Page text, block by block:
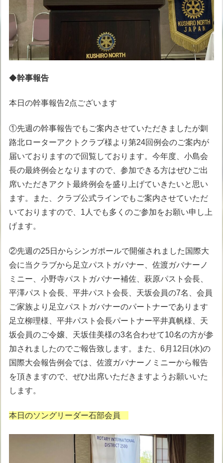
◆幹事報告
本日の幹事報告2点ございます
①先週の幹事報告でもご案内させていただきましたが釧
路北ローターアクトクラブ様より第24回例会のご案内が
届いておりますので回覧しております。今年度、小島会
長の最終例会となりますので、参加できる方はぜひご出
席いただきアクト最終例会を盛り上げていきたいと思い
ます。また、クラブ公式ラインでもご案内させていただ
いておりますので、1人でも多くのご参加をお願い申し上
げます。
②先週の25日からシンガポールで開催されました国際大
会に当クラブから足立パストガバナー、佐渡ガバナーノ
ミニー、小野寺パストガバナー補佐、萩原パスト会長、
平澤パスト会長、平井パスト会長、天坂会員の7名、会員
ご家族より足立パストガバナーのパートナーであります
足立柳理様、平井パスト会長パートナー平井真帆様、天
坂会員のご令嬢、天坂佳美様の3名合わせて10名の方が参
加されましたのでご報告致します。また、6月12日(水)の
国際大会報告例会では、佐渡ガバナーノミニーから報告
を頂きますので、ぜひ出席いただきますようお願いいた
します。
本日のソングリーダー石部会員